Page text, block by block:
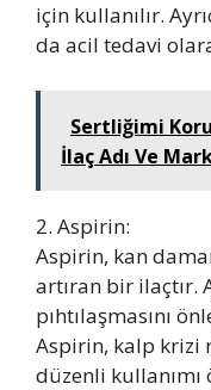
için kullanılır.
da acil tedavi
Sertliğimi
İlaç Adı Ve
2. Aspirin:
Aspirin, kan
artıran bir ilaçtır.
pıhtılaşmasını
Aspirin, kalp krizi
düzenli kullanımı